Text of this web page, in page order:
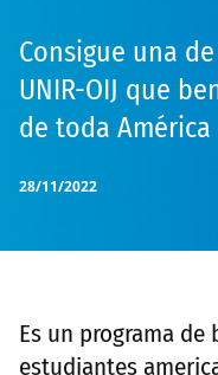
28/11/2022
Consigue una
UNIR-OIJ que
de toda América
Es un programa de
estudiantes